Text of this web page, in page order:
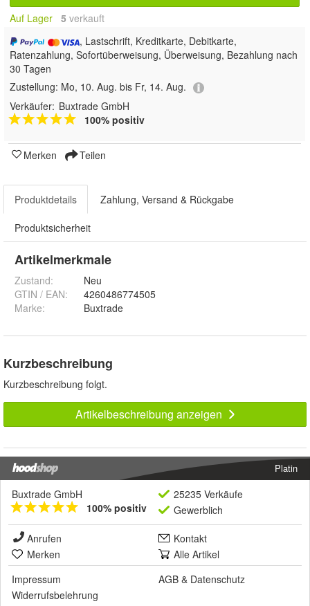
Auf Lager 5 verkauft
, Lastschrift, Kreditkarte, Debitkarte,
Ratenzahlung, Sofortüberweisung, Überweisung, Bezahlung nach
30 Tagen
Zustellung: Mo, 10. Aug. bis Fr, 14. Aug.
Verkäufer: Buxtrade GmbH
100% positiv
Merken Teilen
Produktdetails Zahlung, Versand & Rückgabe
Produktsicherheit
Artikelmerkmale
Zustand:
Neu
GTIN / EAN:
4260486774505
Marke:
Buxtrade
Kurzbeschreibung
Kurzbeschreibung folgt.
Artikelbeschreibung anzeigen
Platin
Buxtrade GmbH
100% positiv
25235 Verkäufe
Gewerblich
Anrufen
Kontakt
Merken
Alle Artikel
Impressum
AGB & Datenschutz
Widerrufsbelehrung